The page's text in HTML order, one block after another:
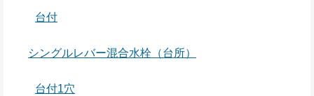
台付
シングルレバー混合水栓（台所）
台付1穴